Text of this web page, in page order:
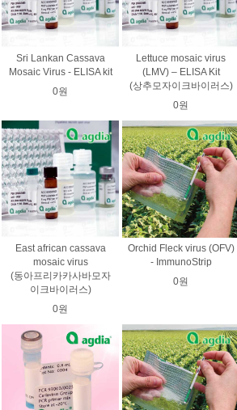
Sri Lankan Cassava
Mosaic Virus - ELISA kit
0원
Lettuce mosaic virus
(LMV) – ELISA Kit
(상추모자이크바이러스)
0원
East african cassava
mosaic virus
(동아프리카카사바모자
이크바이러스)
0원
Orchid Fleck virus (OFV)
- ImmunoStrip
0원